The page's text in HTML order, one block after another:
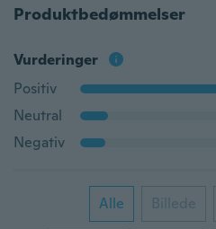
Produktbedømmelser
Vurderinger
Positiv
Neutral
Negativ
Alle Billede